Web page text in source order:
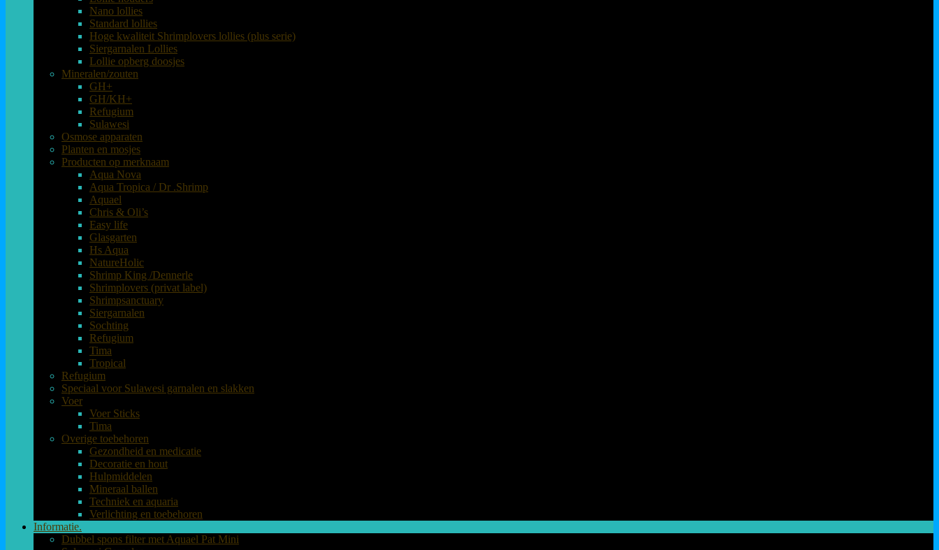
Nano lollies
Standard lollies
Hoge kwaliteit Shrimplovers lollies (plus serie)
Siergarnalen Lollies
Lollie opberg doosjes
Mineralen/zouten
GH+
GH/KH+
Refugium
Sulawesi
Osmose apparaten
Planten en mosjes
Producten op merknaam
Aqua Nova
Aqua Tropica / Dr .Shrimp
Aquael
Chris & Oli’s
Easy life
Glasgarten
Hs Aqua
NatureHolic
Shrimp King /Dennerle
Shrimplovers (privat label)
Shrimpsanctuary
Siergarnalen
Sochting
Refugium
Tima
Tropical
Refugium
Speciaal voor Sulawesi garnalen en slakken
Voer
Voer Sticks
Tima
Overige toebehoren
Gezondheid en medicatie
Decoratie en hout
Hulpmiddelen
Mineraal ballen
Techniek en aquaria
Verlichting en toebehoren
Informatie.
Dubbel spons filter met Aquael Pat Mini